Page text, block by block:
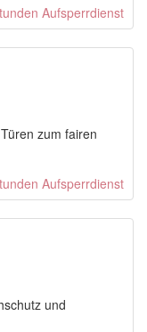
zum fairen
und